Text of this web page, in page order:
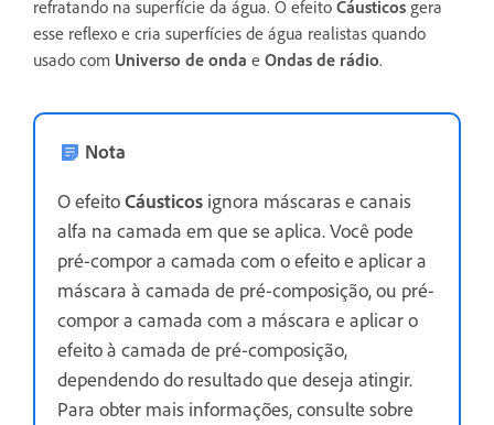
refratando na superfície da água. O efeito Cáusticos gera
esse reflexo e cria superfícies de água realistas quando
usado com Universo de onda e Ondas de rádio.
Nota
O efeitoCáusticos ignora máscaras e canais
alfa na camada em que se aplica. Você pode
pré-compor a camada com o efeito e aplicar a
máscara à camada de pré-composição, ou pré-
compor a camada com a máscara e aplicar o
efeito à camada de pré-composição,
dependendo do resultado que deseja atingir.
Para obter mais informações, consulte sobre